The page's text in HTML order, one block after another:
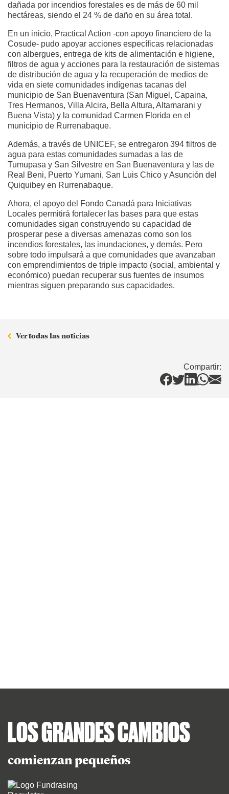
dañada por incendios forestales es de más de 60 mil
hectáreas, siendo el 24 % de daño en su área total.
En un inicio, Practical Action -con apoyo financiero de la
Cosude- pudo apoyar acciones específicas relacionadas
con albergues, entrega de kits de alimentación e higiene,
filtros de agua y acciones para la restauración de sistemas
de distribución de agua y la recuperación de medios de
vida en siete comunidades indígenas tacanas del
municipio de San Buenaventura (San Miguel, Capaina,
Tres Hermanos, Villa Alcira, Bella Altura, Altamarani y
Buena Vista) y la comunidad Carmen Florida en el
municipio de Rurrenabaque.
Además, a través de UNICEF, se entregaron 394 filtros de
agua para estas comunidades sumadas a las de
Tumupasa y San Silvestre en San Buenaventura y las de
Real Beni, Puerto Yumani, San Luis Chico y Asunción del
Quiquibey en Rurrenabaque.
Ahora, el apoyo del Fondo Canadá para Iniciativas
Locales permitirá fortalecer las bases para que estas
comunidades sigan construyendo su capacidad de
prosperar pese a diversas amenazas como son los
incendios forestales, las inundaciones, y demás. Pero
sobre todo impulsará a que comunidades que avanzaban
con emprendimientos de triple impacto (social, ambiental y
económico) puedan recuperar sus fuentes de insumos
mientras siguen preparando sus capacidades.
Ver todas las noticias
Compartir:
LOS GRANDES CAMBIOS
comienzan pequeños